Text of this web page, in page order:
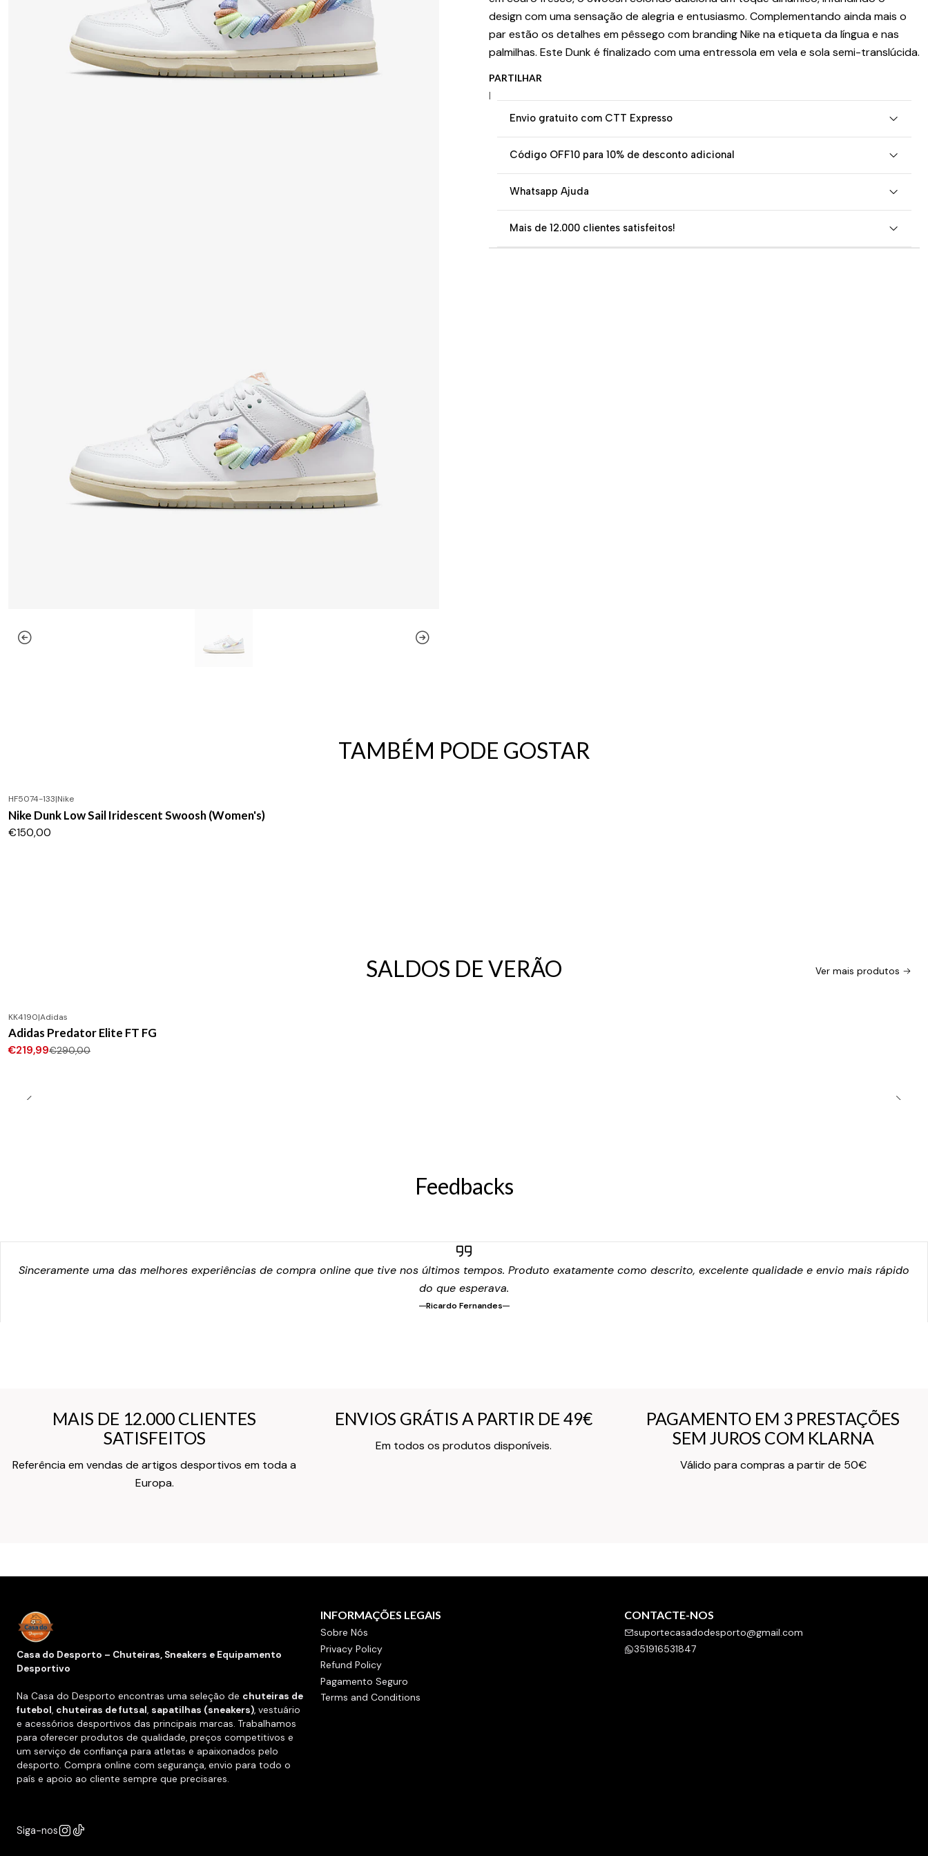
design com uma sensação de alegria e entusiasmo. Complementando ainda mais o
par estão os detalhes em pêssego com branding Nike na etiqueta da língua e nas
palmilhas. Este Dunk é finalizado com uma entressola em vela e sola semi-translúcida.
PARTILHAR
|
Envio gratuito com CTT Expresso
Código OFF10 para 10% de desconto adicional
Whatsapp Ajuda
Mais de 12.000 clientes satisfeitos!
TAMBÉM PODE GOSTAR
HF5074-133|Nike
Nike Dunk Low Sail Iridescent Swoosh (Women's)
€150,00
SALDOS DE VERÃO Ver mais produtos
-24%DESCONTO
Novo
KK4190|Adidas
Adidas Predator Elite FT FG
€219,99€290,00
Feedbacks
Sinceramente uma das melhores experiências de compra online que tive nos últimos tempos. Produto exatamente como descrito, excelente qualidade e envio mais rápido
do que esperava.
Ricardo Fernandes
MAIS DE 12.000 CLIENTES
SATISFEITOS
Referência em vendas de artigos desportivos em toda a
Europa.
MAIS DE 12.000 CLIENTES
SATISFEITOS
Texto do Verso do Cartão de Informação
ENVIOS GRÁTIS A PARTIR DE 49€
Em todos os produtos disponíveis.
ENVIOS GRÁTIS A PARTIR DE 49€
Texto do Verso do Cartão de Informação
PAGAMENTO EM 3 PRESTAÇÕES
SEM JUROS COM KLARNA
Válido para compras a partir de 50€
PAGAMENTO EM 3 PRESTAÇÕES
SEM JUROS COM KLARNA
Texto do Verso do Cartão de Informação
Casa do Desporto – Chuteiras, Sneakers e Equipamento
Desportivo
Na Casa do Desporto encontras uma seleção de chuteiras de
futebol, chuteiras de futsal, sapatilhas (sneakers), vestuário
e acessórios desportivos das principais marcas. Trabalhamos
para oferecer produtos de qualidade, preços competitivos e
um serviço de confiança para atletas e apaixonados pelo
desporto. Compra online com segurança, envio para todo o
país e apoio ao cliente sempre que precisares.
Siga-nos
INFORMAÇÕES LEGAIS
Sobre Nós
Privacy Policy
Refund Policy
Pagamento Seguro
Terms and Conditions
CONTACTE-NOS
suportecasadodesporto@gmail.com
351916531847